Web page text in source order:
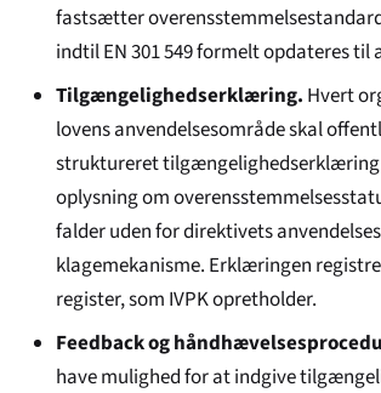
fastsætter
indtil EN 301 549 formelt opdateres til
Tilgængelighedserklæring. Hvert
lovens anvendelsesområde skal
struktureret tilgængelighedserklæring
oplysning om
falder uden for direktivets
klagemekanisme. Erklæringen
register, som IVPK opretholder.
Feedback og
have mulighed for at indgive